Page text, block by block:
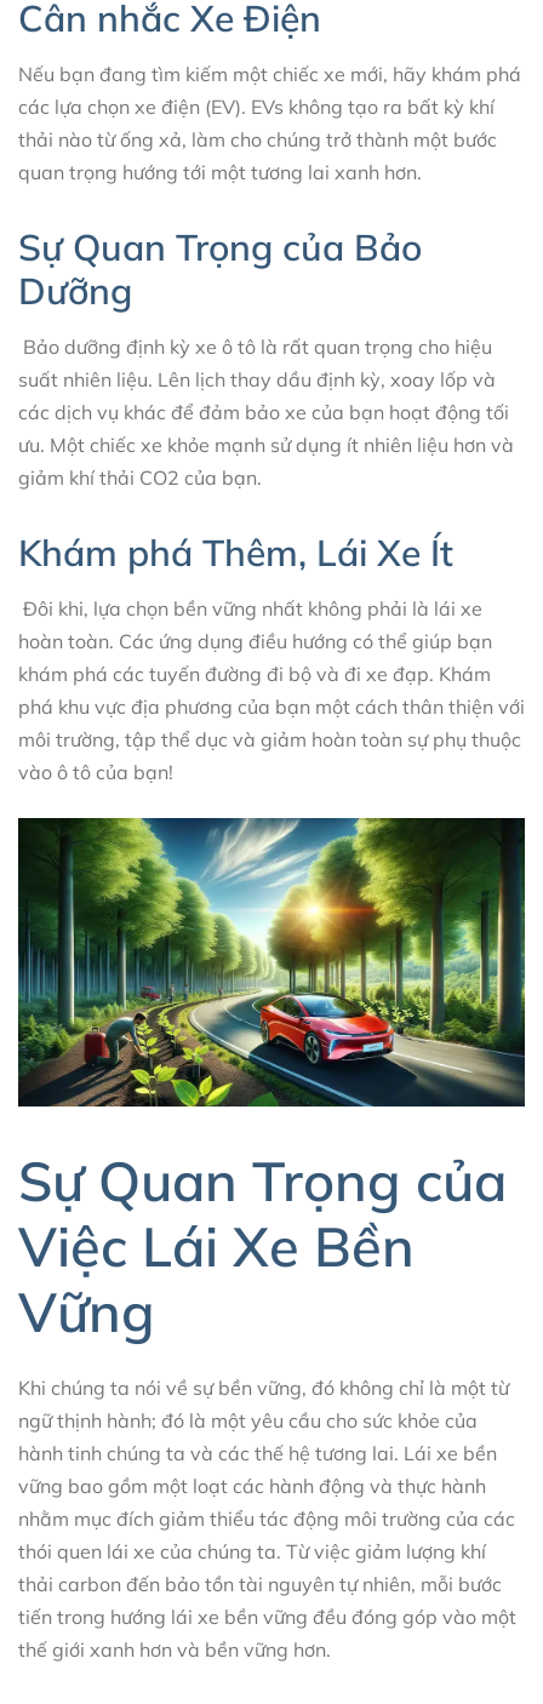
Cân nhắc Xe Điện
Nếu bạn đang tìm kiếm một chiếc xe mới, hãy khám phá
các lựa chọn xe điện (EV). EVs không tạo ra bất kỳ khí
thải nào từ ống xả, làm cho chúng trở thành một bước
quan trọng hướng tới một tương lai xanh hơn.
Sự Quan Trọng của Bảo
Dưỡng
Bảo dưỡng định kỳ xe ô tô là rất quan trọng cho hiệu
suất nhiên liệu. Lên lịch thay dầu định kỳ, xoay lốp và
các dịch vụ khác để đảm bảo xe của bạn hoạt động tối
ưu. Một chiếc xe khỏe mạnh sử dụng ít nhiên liệu hơn và
giảm khí thải CO2 của bạn.
Khám phá Thêm, Lái Xe Ít
Đôi khi, lựa chọn bền vững nhất không phải là lái xe
hoàn toàn. Các ứng dụng điều hướng có thể giúp bạn
khám phá các tuyến đường đi bộ và đi xe đạp. Khám
phá khu vực địa phương của bạn một cách thân thiện với
môi trường, tập thể dục và giảm hoàn toàn sự phụ thuộc
vào ô tô của bạn!
Sự Quan Trọng của
Việc Lái Xe Bền
Vững
Khi chúng ta nói về sự bền vững, đó không chỉ là một từ
ngữ thịnh hành; đó là một yêu cầu cho sức khỏe của
hành tinh chúng ta và các thế hệ tương lai. Lái xe bền
vững bao gồm một loạt các hành động và thực hành
nhằm mục đích giảm thiểu tác động môi trường của các
thói quen lái xe của chúng ta. Từ việc giảm lượng khí
thải carbon đến bảo tồn tài nguyên tự nhiên, mỗi bước
tiến trong hướng lái xe bền vững đều đóng góp vào một
thế giới xanh hơn và bền vững hơn.